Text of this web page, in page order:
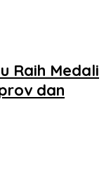
Raih Medali
dan